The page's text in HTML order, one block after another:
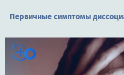
Первичные симптомы